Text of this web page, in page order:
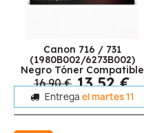
Canon 716 / 731
(1980B002/6273B002)
Negro Tóner Compatible
16,90 € 13,52 €
Entrega el martes 11